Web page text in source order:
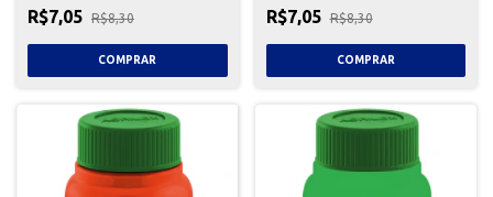
R$7,05 R$8,30 R$7,05 R$8,30